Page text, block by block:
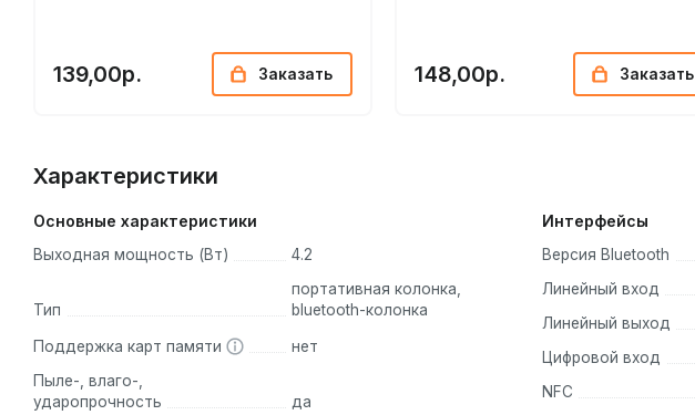
139,00р. Заказать 148,00р. Заказать
Характеристики
Основные характеристики
Выходная мощность (Вт) 4.2
Тип
портативная колонка,
bluetooth-колонка
Поддержка карт памяти
нет
Пыле-, влаго-,
ударопрочность
да
Интерфейсы
Версия Bluetooth
Линейный вход
Линейный выход
Цифровой вход
NFC